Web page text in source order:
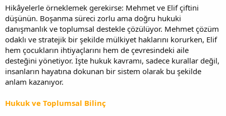
Hikâyelerle örneklemek gerekirse: Mehmet ve Elif çiftini
düşünün. Boşanma süreci zorlu ama doğru hukuki
danışmanlık ve toplumsal destekle çözülüyor. Mehmet çözüm
odaklı ve stratejik bir şekilde mülkiyet haklarını korurken, Elif
hem çocukların ihtiyaçlarını hem de çevresindeki aile
desteğini yönetiyor. İşte hukuk kavramı, sadece kurallar değil,
insanların hayatına dokunan bir sistem olarak bu şekilde
anlam kazanıyor.
Hukuk ve Toplumsal Bilinç